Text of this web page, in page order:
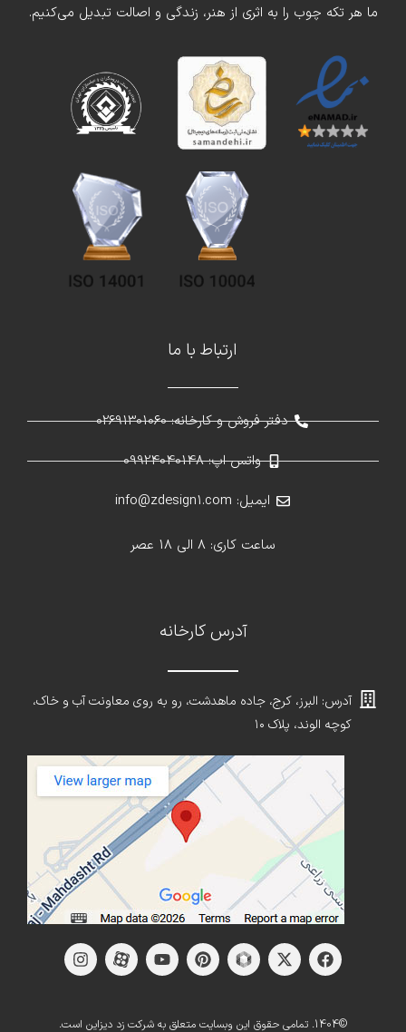
ما هر تکه چوب را به اثری از هنر، زندگی و اصالت تبدیل می‌کنیم.
ارتباط با ما
دفتر فروش و کارخانه: 02691301060
واتس اپ: 09924040148
ایمیل: info@zdesign1.com
ساعت کاری: 8 الی 18 عصر
آدرس کارخانه
آدرس: البرز، کرج، جاده ماهدشت، رو به روی معاونت آب و خاک،
کوچه الوند، پلاک ۱۰
©1404. تمامی حقوق این وبسایت متعلق به شرکت زد دیزاین است.